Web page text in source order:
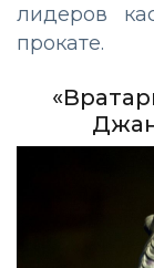
лидеров
прокате.